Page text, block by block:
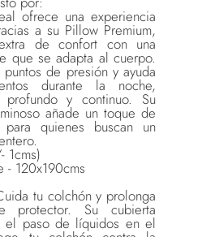
ofrece una experiencia
a su Pillow Premium,
de confort con una
que se adapta al cuerpo.
de presión y ayuda
durante la noche,
y continuo. Su
añade un toque de
quienes buscan un
1cms)
- 120x190cms
tu colchón y prolonga
Su cubierta
el paso de líquidos en el